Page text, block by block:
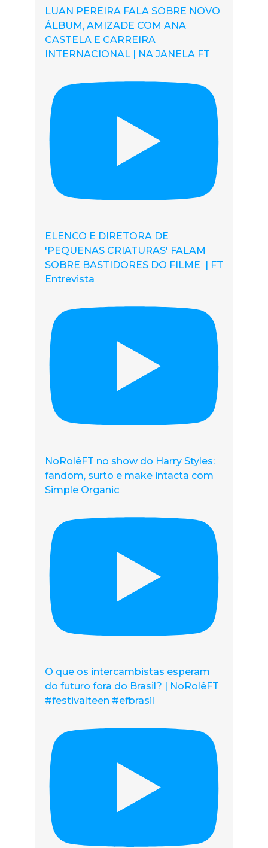
LUAN PEREIRA FALA SOBRE NOVO
ÁLBUM, AMIZADE COM ANA
CASTELA E CARREIRA
INTERNACIONAL | NA JANELA FT
ELENCO E DIRETORA DE
'PEQUENAS CRIATURAS' FALAM
SOBRE BASTIDORES DO FILME | FT
Entrevista
NoRolêFT no show do Harry Styles:
fandom, surto e make intacta com
Simple Organic
O que os intercambistas esperam
do futuro fora do Brasil? | NoRolêFT
#festivalteen #efbrasil